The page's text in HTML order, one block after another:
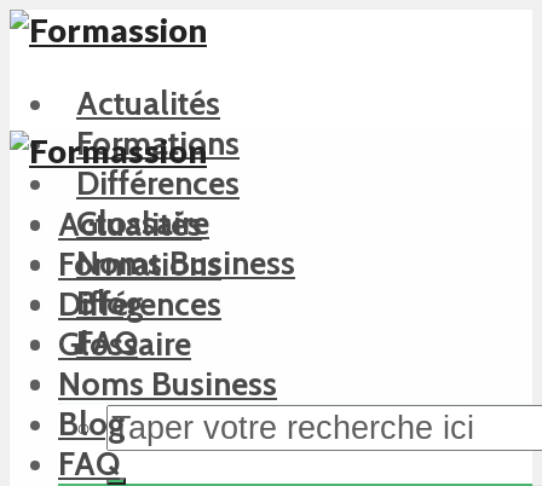
Actualités
Formations
Différences
Glossaire
Noms Business
Blog
FAQ
Actualités
Formations
Différences
Glossaire
Noms Business
Blog
FAQ